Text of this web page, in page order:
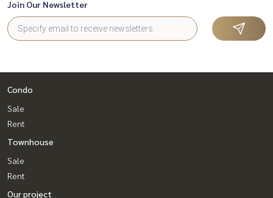
Join Our Newsletter
Condo
Sale
Rent
Townhouse
Sale
Rent
Our project